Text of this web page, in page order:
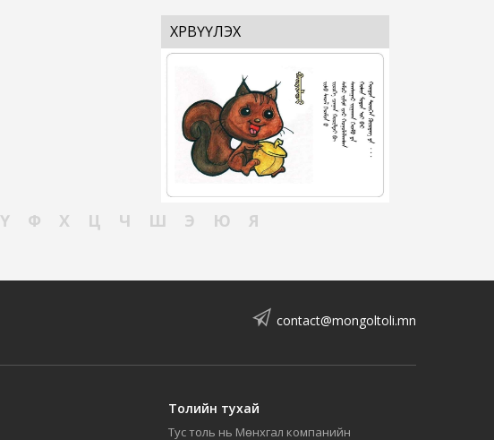
ХӨРВҮҮЛЭХ
Ү Ф Х Ц Ч Ш Э Ю Я
contact@mongoltoli.mn
Толийн тухай
Тус толь нь Мөнхгал компанийн